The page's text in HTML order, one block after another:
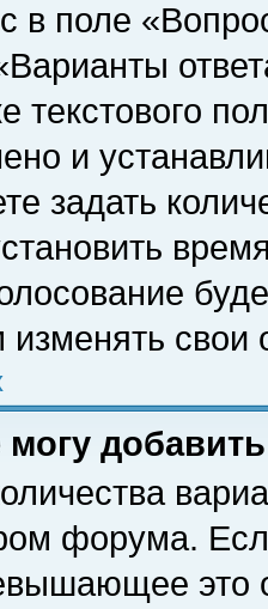
в поле
текстового
и
задать
изменять свои
форума.
это